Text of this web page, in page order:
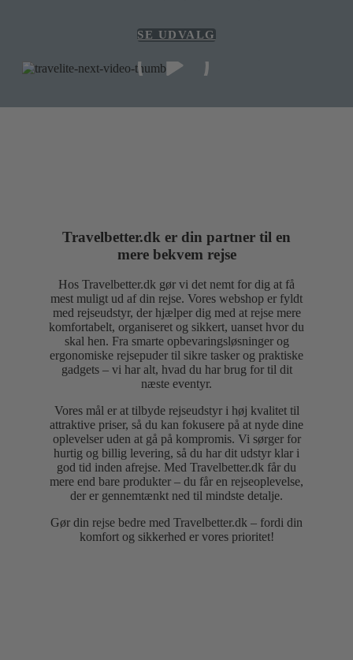
SE UDVALG
Travelbetter.dk er din partner til en
mere bekvem rejse
Hos Travelbetter.dk gør vi det nemt for dig at få
mest muligt ud af din rejse. Vores webshop er fyldt
med rejseudstyr, der hjælper dig med at rejse mere
komfortabelt, organiseret og sikkert, uanset hvor du
skal hen. Fra smarte opbevaringsløsninger og
ergonomiske rejsepuder til sikre tasker og praktiske
gadgets – vi har alt, hvad du har brug for til dit
næste eventyr.
Vores mål er at tilbyde rejseudstyr i høj kvalitet til
attraktive priser, så du kan fokusere på at nyde dine
oplevelser uden at gå på kompromis. Vi sørger for
hurtig og billig levering, så du har dit udstyr klar i
god tid inden afrejse. Med Travelbetter.dk får du
mere end bare produkter – du får en rejseoplevelse,
der er gennemtænkt ned til mindste detalje.
Gør din rejse bedre med Travelbetter.dk – fordi din
komfort og sikkerhed er vores prioritet!